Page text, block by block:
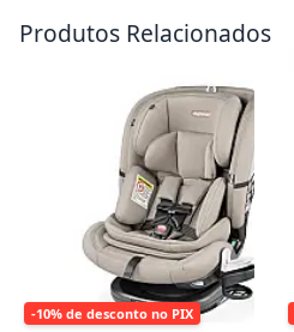
Produtos Relacionados
-10% de desconto no PIX